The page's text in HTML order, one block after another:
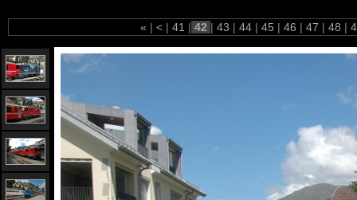
« | < | 41 | 42 | 43 | 44 | 45 | 46 | 47 | 48 |